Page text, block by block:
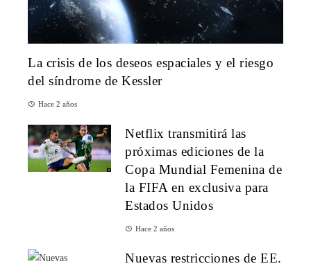
La crisis de los deseos espaciales y el riesgo
del síndrome de Kessler
Hace 2 años
Netflix transmitirá las
próximas ediciones de la
Copa Mundial Femenina de
la FIFA en exclusiva para
Estados Unidos
Hace 2 años
Nuevas restricciones de EE.